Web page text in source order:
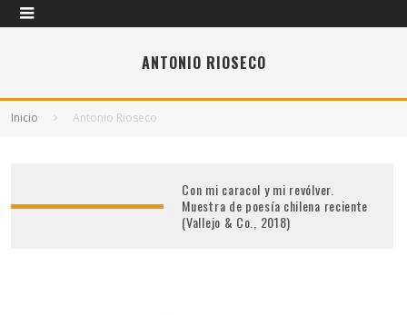
ANTONIO RIOSECO
Inicio Antonio Rioseco
Con mi caracol y mi revólver.
Muestra de poesía chilena reciente
(Vallejo & Co., 2018)